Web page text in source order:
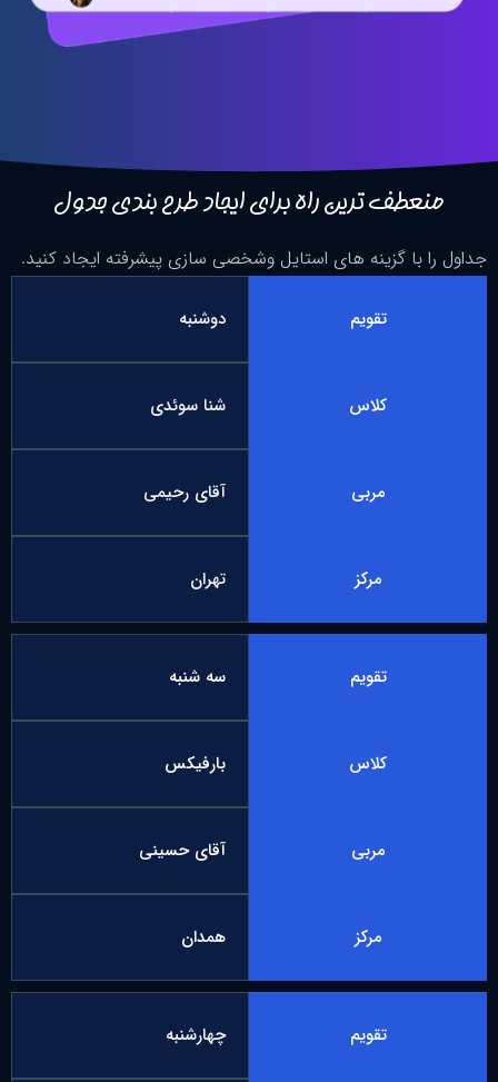
منعطف ترین راه برای ایجاد طرح بندی جدول
جداول را با گزینه های استایل وشخصی سازی پیشرفته ایجاد کنید.
تقویم دوشنبه
کلاس شنا سوئدی
مربی آقای رحیمی
مرکز تهران
تقویم سه شنبه
کلاس بارفیکس
مربی آقای حسینی
مرکز همدان
تقویم چهارشنبه